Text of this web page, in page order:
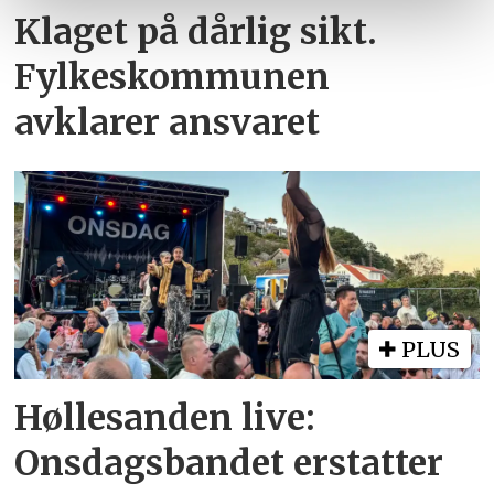
Klaget på dårlig sikt.
Fylkeskommunen
avklarer ansvaret
PLUS
Høllesanden live:
Onsdagsbandet erstatter